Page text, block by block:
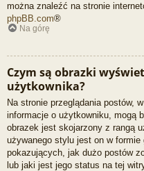
można znaleźć na stronie
phpBB.com®
Na górę
Czym są obrazki
użytkownika?
Na stronie przeglądania postów,
informacje o użytkowniku, mogą
obrazek jest skojarzony z rangą
używanego stylu jest on w
pokazujących, jak dużo postów
lub jaki jest jego status na tej